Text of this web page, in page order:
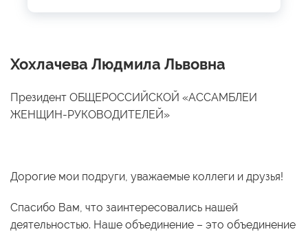
Хохлачева Людмила Львовна
Президент ОБЩЕРОССИЙСКОЙ «АССАМБЛЕИ
ЖЕНЩИН-РУКОВОДИТЕЛЕЙ»
Дорогие мои подруги, уважаемые коллеги и друзья!
Спасибо Вам, что заинтересовались нашей
деятельностью. Наше объединение – это объединение